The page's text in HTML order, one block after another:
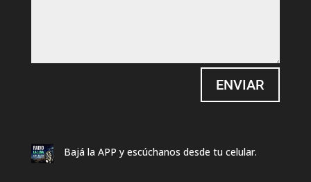
ENVIAR
Bajá la APP y escúchanos desde tu celular.